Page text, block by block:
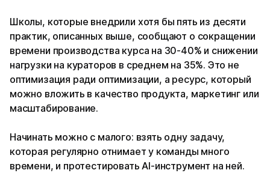
Школы, которые внедрили хотя бы пять из десяти
практик, описанных выше, сообщают о сокращении
времени производства курса на 30-40% и снижении
нагрузки на кураторов в среднем на 35%. Это не
оптимизация ради оптимизации, а ресурс, который
можно вложить в качество продукта, маркетинг или
масштабирование.
Начинать можно с малого: взять одну задачу,
которая регулярно отнимает у команды много
времени, и протестировать AI-инструмент на ней.